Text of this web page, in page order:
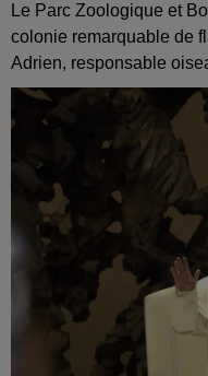
Le Parc Zoologique et
colonie remarquable de
Adrien, responsable